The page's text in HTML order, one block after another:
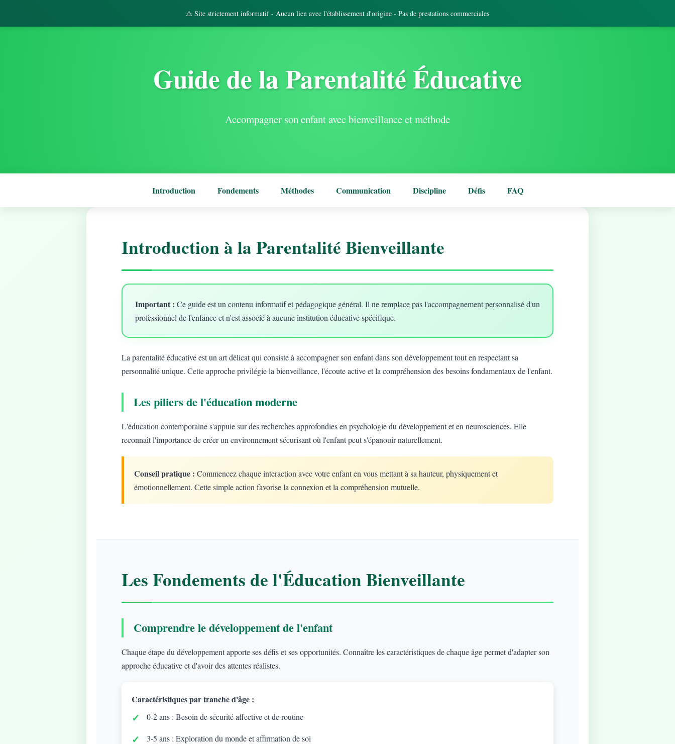
⚠️ Site strictement informatif - Aucun lien avec l'établissement d'origine - Pas de prestations commerciales
Guide de la Parentalité Éducative
Accompagner son enfant avec bienveillance et méthode
Introduction Fondements Méthodes Communication Discipline Défis FAQ
Introduction à la Parentalité Bienveillante
Important : Ce guide est un contenu informatif et pédagogique général. Il ne remplace pas l'accompagnement personnalisé d'un
professionnel de l'enfance et n'est associé à aucune institution éducative spécifique.
La parentalité éducative est un art délicat qui consiste à accompagner son enfant dans son développement tout en respectant sa
personnalité unique. Cette approche privilégie la bienveillance, l'écoute active et la compréhension des besoins fondamentaux de l'enfant.
Les piliers de l'éducation moderne
L'éducation contemporaine s'appuie sur des recherches approfondies en psychologie du développement et en neurosciences. Elle
reconnaît l'importance de créer un environnement sécurisant où l'enfant peut s'épanouir naturellement.
Conseil pratique : Commencez chaque interaction avec votre enfant en vous mettant à sa hauteur, physiquement et
émotionnellement. Cette simple action favorise la connexion et la compréhension mutuelle.
Les Fondements de l'Éducation Bienveillante
Comprendre le développement de l'enfant
Chaque étape du développement apporte ses défis et ses opportunités. Connaître les caractéristiques de chaque âge permet d'adapter son
approche éducative et d'avoir des attentes réalistes.
Caractéristiques par tranche d'âge :
0-2 ans : Besoin de sécurité affective et de routine
3-5 ans : Exploration du monde et affirmation de soi